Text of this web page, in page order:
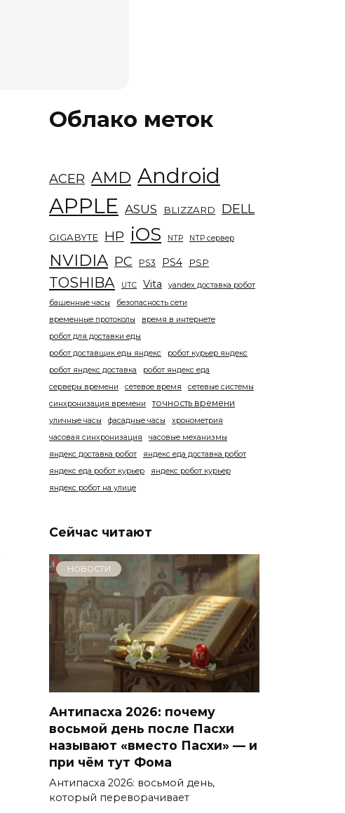
Облако меток
ACER AMD Android
APPLE ASUS BLIZZARD DELL
GIGABYTE HP iOS NTP NTP сервер
NVIDIA PC PS3 PS4 PSP
TOSHIBA UTC Vita
yandex доставка робот
башенные часы
безопасность сети
временные протоколы
время в интернете
робот для доставки еды
робот доставщик еды яндекс
робот курьер яндекс
робот яндекс доставка
робот яндекс еда
серверы времени
сетевое время
сетевые системы
синхронизация времени
точность времени
уличные часы фасадные часы
хронометрия
часовая синхронизация
часовые механизмы
яндекс доставка робот
яндекс еда доставка робот
яндекс еда робот курьер
яндекс робот курьер
яндекс робот на улице
Сейчас читают
НОВОСТИ
Антипасха 2026: почему
восьмой день после Пасхи
называют «вместо Пасхи» — и
при чём тут Фома
Антипасха 2026: восьмой день,
который переворачивает